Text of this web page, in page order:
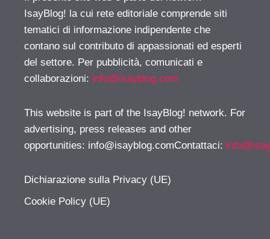
IsayBlog! la cui rete editoriale comprende siti
tematici di informazione indipendente che
contano sul contributo di appassionati ed esperti
del settore. Per pubblicità, comunicati e
collaborazioni: info@isayblog.com
This website is part of the IsayBlog! network. For
advertising, press releases and other
opportunities: info@isayblog.comContattaci:
Dichiarazione sulla Privacy (UE)
Cookie Policy (UE)